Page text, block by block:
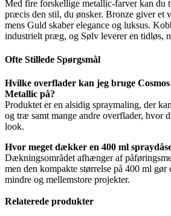
Med fire forskellige metallic-farver kan du
præcis den stil, du ønsker. Bronze giver et
mens Guld skaber elegance og luksus.
industrielt præg, og Sølv leverer en tidløs,
Ofte Stillede Spørgsmål
Hvilke overflader kan jeg bruge
Metallic på?
Produktet er en alsidig spraymaling, der
og træ samt mange andre overflader, hvor
look.
Hvor meget dækker en 400 ml
Dækningsområdet afhænger af
men den kompakte størrelse på 400 ml gør
mindre og mellemstore projekter.
Relaterede produkter